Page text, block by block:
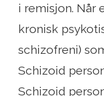
i remisjon. Når
kronisk
schizofreni)
Schizoid
Schizoid